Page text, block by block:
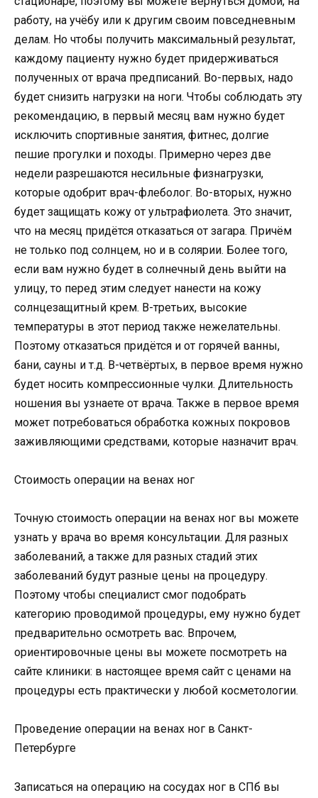
работу, на учёбу или к другим своим повседневным
делам. Но чтобы получить максимальный результат,
каждому пациенту нужно будет придерживаться
полученных от врача предписаний. Во-первых, надо
будет снизить нагрузки на ноги. Чтобы соблюдать эту
рекомендацию, в первый месяц вам нужно будет
исключить спортивные занятия, фитнес, долгие
пешие прогулки и походы. Примерно через две
недели разрешаются несильные физнагрузки,
которые одобрит врач-флеболог. Во-вторых, нужно
будет защищать кожу от ультрафиолета. Это значит,
что на месяц придётся отказаться от загара. Причём
не только под солнцем, но и в солярии. Более того,
если вам нужно будет в солнечный день выйти на
улицу, то перед этим следует нанести на кожу
солнцезащитный крем. В-третьих, высокие
температуры в этот период также нежелательны.
Поэтому отказаться придётся и от горячей ванны,
бани, сауны и т.д. В-четвёртых, в первое время нужно
будет носить компрессионные чулки. Длительность
ношения вы узнаете от врача. Также в первое время
может потребоваться обработка кожных покровов
заживляющими средствами, которые назначит врач.
Стоимость операции на венах ног
Точную стоимость операции на венах ног вы можете
узнать у врача во время консультации. Для разных
заболеваний, а также для разных стадий этих
заболеваний будут разные цены на процедуру.
Поэтому чтобы специалист смог подобрать
категорию проводимой процедуры, ему нужно будет
предварительно осмотреть вас. Впрочем,
ориентировочные цены вы можете посмотреть на
сайте клиники: в настоящее время сайт с ценами на
процедуры есть практически у любой косметологии.
Проведение операции на венах ног в Санкт-
Петербурге
Записаться на операцию на сосудах ног в СПб вы